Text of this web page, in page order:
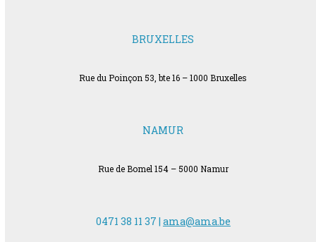
BRUXELLES
Rue du Poinçon 53, bte 16 – 1000 Bruxelles
NAMUR
Rue de Bomel 154 – 5000 Namur
0471 38 11 37 | ama@ama.be